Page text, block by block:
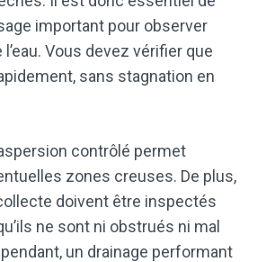
important pour observer
l’eau. Vous devez vérifier que
sans stagnation en
contrôlé permet
zones creuses. De plus,
doivent être inspectés
ne sont ni obstrués ni mal
un drainage performant